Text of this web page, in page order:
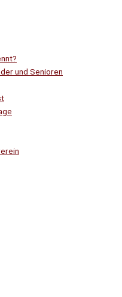
und Senioren